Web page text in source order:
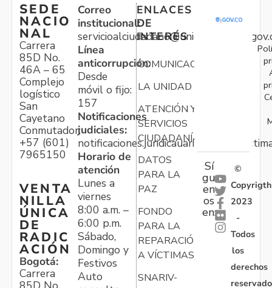
SEDE
NACIO
NAL
Carrera
85D No.
46A – 65
Complejo
logístico
San
Cayetano
Conmutador:
+57 (601)
7965150
VENTA
NILLA
ÚNICA
DE
RADIC
ACIÓN
Bogotá:
Carrera
Correo
institucional:
Línea
anticorrupción:
Desde
móvil o fijo:
157
Notificaciones
judiciales:
Horario de
atención
Lunes a
viernes
8:00 a.m. –
6:00 p.m.
Sábado,
Domingo y
Festivos
Auto
ENLACES
DE
INTERÉS
COMUNICACIONES
LA UNIDAD
ATENCIÓN Y
SERVICIOS
CIUDADANÍA
DATOS
PARA LA
PAZ
FONDO
PARA LA
REPARACIÓN
A VÍCTIMAS
SNARIV-
Sí
gu
en
os
en:
©
Copyrigth
2023
-
Todos
los
derechos